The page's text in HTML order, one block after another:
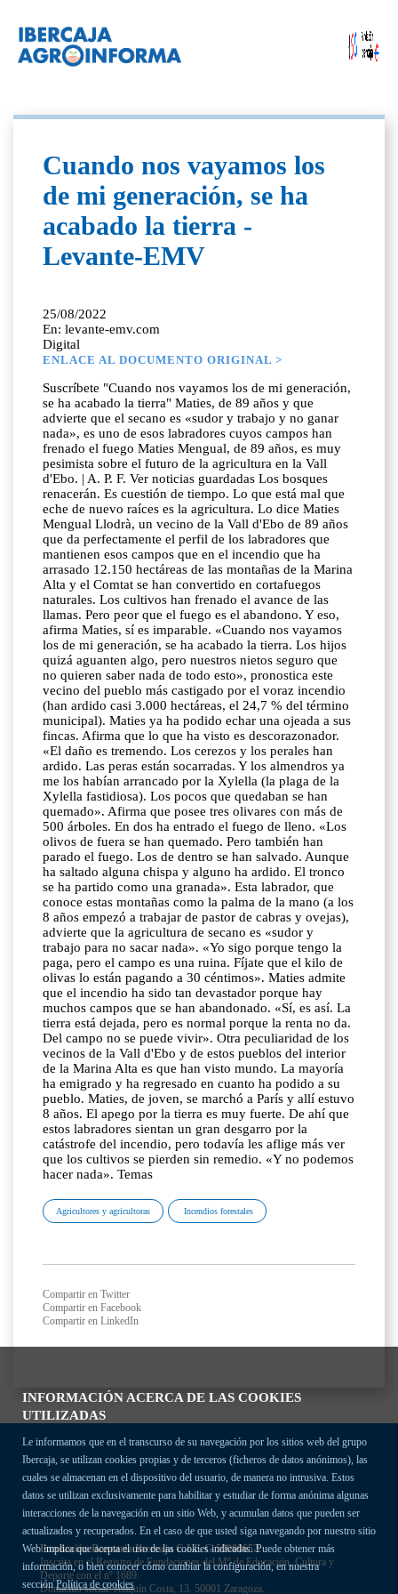
INFORMACIÓN ACERCA DE LAS COOKIES
UTILIZADAS
Le informamos que en el transcurso de su navegación por los sitios web del grupo
Ibercaja, se utilizan cookies propias y de terceros (ficheros de datos anónimos), las
cuales se almacenan en el dispositivo del usuario, de manera no intrusiva. Estos
datos se utilizan exclusivamente para habilitar y estudiar de forma anónima algunas
interacciones de la navegación en un sitio Web, y acumulan datos que pueden ser
actualizados y recuperados. En el caso de que usted siga navegando por nuestro sitio
Web implica que acepta el uso de las cookies indicadas. Puede obtener más
información, o bien conocer cómo cambiar la configuración, en nuestra
secciónPolítica de cookies
Cuando nos vayamos los
de mi generación, se ha
acabado la tierra -
Levante-EMV
25/08/2022
En: levante-emv.com
Digital
ENLACE AL DOCUMENTO ORIGINAL >
Suscríbete "Cuando nos vayamos los de mi generación,
se ha acabado la tierra" Maties, de 89 años y que
advierte que el secano es «sudor y trabajo y no ganar
nada», es uno de esos labradores cuyos campos han
frenado el fuego Maties Mengual, de 89 años, es muy
pesimista sobre el futuro de la agricultura en la Vall
d'Ebo. | A. P. F. Ver noticias guardadas Los bosques
renacerán. Es cuestión de tiempo. Lo que está mal que
eche de nuevo raíces es la agricultura. Lo dice Maties
Mengual Llodrà, un vecino de la Vall d'Ebo de 89 años
que da perfectamente el perfil de los labradores que
mantienen esos campos que en el incendio que ha
arrasado 12.150 hectáreas de las montañas de la Marina
Alta y el Comtat se han convertido en cortafuegos
naturales. Los cultivos han frenado el avance de las
llamas. Pero peor que el fuego es el abandono. Y eso,
afirma Maties, sí es imparable. «Cuando nos vayamos
los de mi generación, se ha acabado la tierra. Los hijos
quizá aguanten algo, pero nuestros nietos seguro que
no quieren saber nada de todo esto», pronostica este
vecino del pueblo más castigado por el voraz incendio
(han ardido casi 3.000 hectáreas, el 24,7 % del término
municipal). Maties ya ha podido echar una ojeada a sus
fincas. Afirma que lo que ha visto es descorazonador.
«El daño es tremendo. Los cerezos y los perales han
ardido. Las peras están socarradas. Y los almendros ya
me los habían arrancado por la Xylella (la plaga de la
Xylella fastidiosa). Los pocos que quedaban se han
quemado». Afirma que posee tres olivares con más de
500 árboles. En dos ha entrado el fuego de lleno. «Los
olivos de fuera se han quemado. Pero también han
parado el fuego. Los de dentro se han salvado. Aunque
ha saltado alguna chispa y alguno ha ardido. El tronco
se ha partido como una granada». Esta labrador, que
conoce estas montañas como la palma de la mano (a los
8 años empezó a trabajar de pastor de cabras y ovejas),
advierte que la agricultura de secano es «sudor y
trabajo para no sacar nada». «Yo sigo porque tengo la
paga, pero el campo es una ruina. Fíjate que el kilo de
olivas lo están pagando a 30 céntimos». Maties admite
que el incendio ha sido tan devastador porque hay
muchos campos que se han abandonado. «Sí, es así. La
tierra está dejada, pero es normal porque la renta no da.
Del campo no se puede vivir». Otra peculiaridad de los
vecinos de la Vall d'Ebo y de estos pueblos del interior
de la Marina Alta es que han visto mundo. La mayoría
ha emigrado y ha regresado en cuanto ha podido a su
pueblo. Maties, de joven, se marchó a París y allí estuvo
8 años. El apego por la tierra es muy fuerte. De ahí que
estos labradores sientan un gran desgarro por la
catástrofe del incendio, pero todavía les aflige más ver
que los cultivos se pierden sin remedio. «Y no podemos
hacer nada». Temas
Agricultores y agricultoras Incendios forestales
Compartir en Twitter
Compartir en Facebook
Compartir en LinkedIn
Fundación Bancaria Ibercaja C.I.F. G-50000652.
Inscrita en el Registro de Fundaciones del Mº de Educación, Cultura y
Deporte con el nº 1689.
Domicilio social: Joaquín Costa, 13. 50001 Zaragoza.